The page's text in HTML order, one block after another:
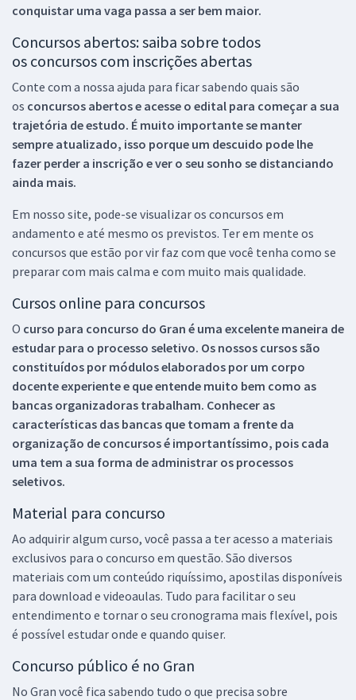
conquistar uma vaga passa a ser bem maior.
Concursos abertos: saiba sobre todos
os concursos com inscrições abertas
Conte com a nossa ajuda para ficar sabendo quais são
os concursos abertos e acesse o edital para começar a sua
trajetória de estudo. É muito importante se manter
sempre atualizado, isso porque um descuido pode lhe
fazer perder a inscrição e ver o seu sonho se distanciando
ainda mais.
Em nosso site, pode-se visualizar os concursos em
andamento e até mesmo os previstos. Ter em mente os
concursos que estão por vir faz com que você tenha como se
preparar com mais calma e com muito mais qualidade.
Cursos online para concursos
O curso para concurso do Gran é uma excelente maneira de
estudar para o processo seletivo. Os nossos cursos são
constituídos por módulos elaborados por um corpo
docente experiente e que entende muito bem como as
bancas organizadoras trabalham. Conhecer as
características das bancas que tomam a frente da
organização de concursos é importantíssimo, pois cada
uma tem a sua forma de administrar os processos
seletivos.
Material para concurso
Ao adquirir algum curso, você passa a ter acesso a materiais
exclusivos para o concurso em questão. São diversos
materiais com um conteúdo riquíssimo, apostilas disponíveis
para download e videoaulas. Tudo para facilitar o seu
entendimento e tornar o seu cronograma mais flexível, pois
é possível estudar onde e quando quiser.
Concurso público é no Gran
No Gran você fica sabendo tudo o que precisa sobre